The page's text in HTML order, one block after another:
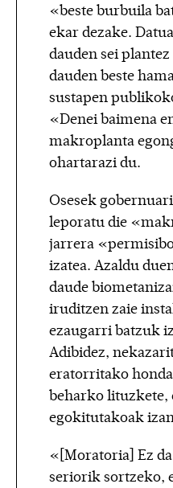
«beste burbuila
ekar dezake.
dauden sei
dauden beste
sustapen
«Denei baimena
makroplanta
ohartarazi du.
Osesek
leporatu die
jarrera
izatea. Azaldu
daude
iruditzen zaie
ezaugarri batzuk
Adibidez,
eratorritako
beharko lituzkete,
egokitutakoak
«[Moratoria] Ez
seriorik sortzeko,